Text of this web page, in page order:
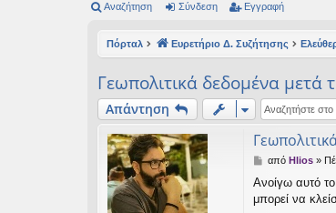
ρή
ς
συ
Αναζήτηση Σύνδεση Εγγραφή
Πόρταλ Ευρετήριο Δ. Συζήτησης
Γεωπολιτικά δεδομένα μετά
Απάντηση
Δ
μ
ο
από Hlios»
Ανοίγω αυτό
μπορεί να